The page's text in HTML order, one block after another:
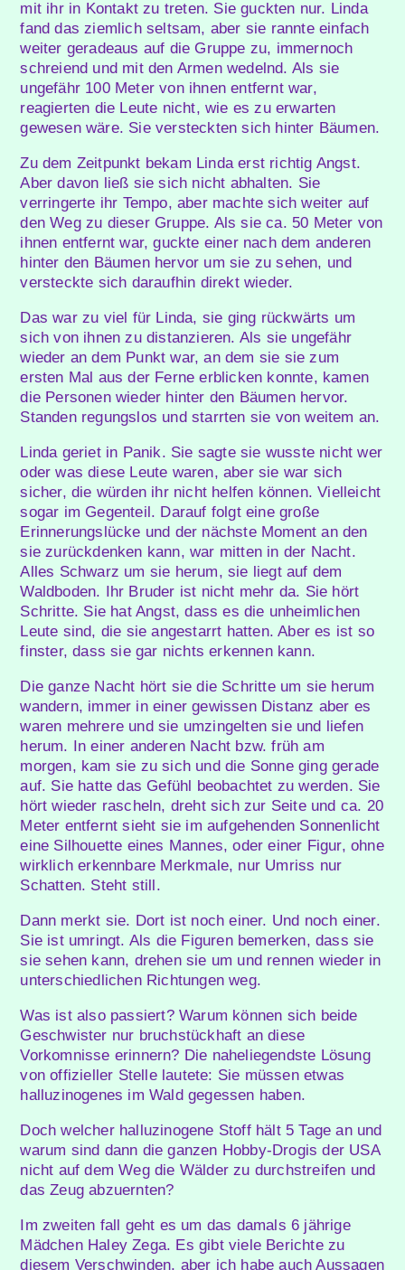
mit ihr in Kontakt zu treten. Sie guckten nur. Linda
fand das ziemlich seltsam, aber sie rannte einfach
weiter geradeaus auf die Gruppe zu, immernoch
schreiend und mit den Armen wedelnd. Als sie
ungefähr 100 Meter von ihnen entfernt war,
reagierten die Leute nicht, wie es zu erwarten
gewesen wäre. Sie versteckten sich hinter Bäumen.
Zu dem Zeitpunkt bekam Linda erst richtig Angst.
Aber davon ließ sie sich nicht abhalten. Sie
verringerte ihr Tempo, aber machte sich weiter auf
den Weg zu dieser Gruppe. Als sie ca. 50 Meter von
ihnen entfernt war, guckte einer nach dem anderen
hinter den Bäumen hervor um sie zu sehen, und
versteckte sich daraufhin direkt wieder.
Das war zu viel für Linda, sie ging rückwärts um
sich von ihnen zu distanzieren. Als sie ungefähr
wieder an dem Punkt war, an dem sie sie zum
ersten Mal aus der Ferne erblicken konnte, kamen
die Personen wieder hinter den Bäumen hervor.
Standen regungslos und starrten sie von weitem an.
Linda geriet in Panik. Sie sagte sie wusste nicht wer
oder was diese Leute waren, aber sie war sich
sicher, die würden ihr nicht helfen können. Vielleicht
sogar im Gegenteil. Darauf folgt eine große
Erinnerungslücke und der nächste Moment an den
sie zurückdenken kann, war mitten in der Nacht.
Alles Schwarz um sie herum, sie liegt auf dem
Waldboden. Ihr Bruder ist nicht mehr da. Sie hört
Schritte. Sie hat Angst, dass es die unheimlichen
Leute sind, die sie angestarrt hatten. Aber es ist so
finster, dass sie gar nichts erkennen kann.
Die ganze Nacht hört sie die Schritte um sie herum
wandern, immer in einer gewissen Distanz aber es
waren mehrere und sie umzingelten sie und liefen
herum. In einer anderen Nacht bzw. früh am
morgen, kam sie zu sich und die Sonne ging gerade
auf. Sie hatte das Gefühl beobachtet zu werden. Sie
hört wieder rascheln, dreht sich zur Seite und ca. 20
Meter entfernt sieht sie im aufgehenden Sonnenlicht
eine Silhouette eines Mannes, oder einer Figur, ohne
wirklich erkennbare Merkmale, nur Umriss nur
Schatten. Steht still.
Dann merkt sie. Dort ist noch einer. Und noch einer.
Sie ist umringt. Als die Figuren bemerken, dass sie
sie sehen kann, drehen sie um und rennen wieder in
unterschiedlichen Richtungen weg.
Was ist also passiert? Warum können sich beide
Geschwister nur bruchstückhaft an diese
Vorkomnisse erinnern? Die naheliegendste Lösung
von offizieller Stelle lautete: Sie müssen etwas
halluzinogenes im Wald gegessen haben.
Doch welcher halluzinogene Stoff hält 5 Tage an und
warum sind dann die ganzen Hobby-Drogis der USA
nicht auf dem Weg die Wälder zu durchstreifen und
das Zeug abzuernten?
Im zweiten fall geht es um das damals 6 jährige
Mädchen Haley Zega. Es gibt viele Berichte zu
diesem Verschwinden, aber ich habe auch Aussagen